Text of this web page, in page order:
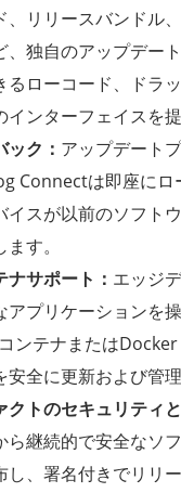
、リリースバンドル
、独自のアップデー
るローコード、ドラ
インターフェイスを提
ック： アップデート
Connectは即座に
イスが以前のソフト
す。
サポート： エッジ
アプリケーションを操
ンテナまたは
安全に更新および管理
クトのセキュリティ
継続的で安全なソ
、署名付きでリリー